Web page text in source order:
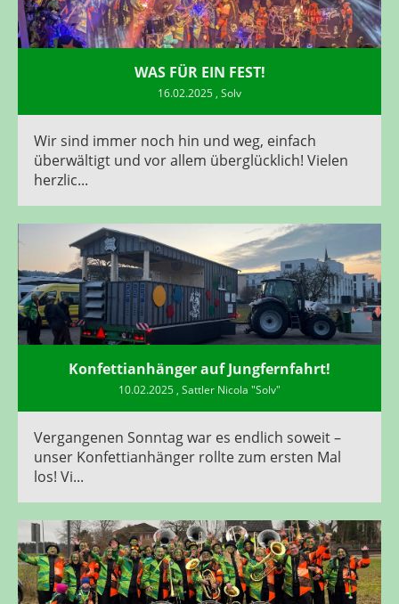
WAS FÜR EIN FEST!
16.02.2025, Solv
Wir sind immer noch hin und weg, einfach
überwältigt und vor allem überglücklich! Vielen
herzlic...
Konfettianhänger auf Jungfernfahrt!
10.02.2025, Sattler Nicola "Solv"
Vergangenen Sonntag war es endlich soweit –
unser Konfettianhänger rollte zum ersten Mal
los! Vi...